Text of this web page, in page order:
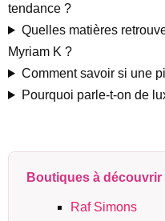
tendance ?
Quelles matières
Myriam K ?
Comment savoir si une
Pourquoi parle-t-on de
Boutiques à découvrir
Raf Simons